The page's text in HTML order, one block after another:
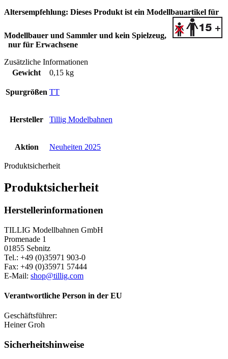
Altersempfehlung: Dieses Produkt ist ein Modellbauartikel für
Modellbauer und Sammler und kein Spielzeug,
nur für Erwachsene
Zusätzliche Informationen
Gewicht
0,15 kg
Spurgrößen TT
Hersteller Tillig Modelbahnen
Aktion Neuheiten 2025
Produktsicherheit
Produktsicherheit
Herstellerinformationen
TILLIG Modellbahnen GmbH
Promenade 1
01855 Sebnitz
Tel.: +49 (0)35971 903-0
Fax: +49 (0)35971 57444
E-Mail: shop@tillig.com
Verantwortliche Person in der EU
Geschäftsführer:
Heiner Groh
Sicherheitshinweise